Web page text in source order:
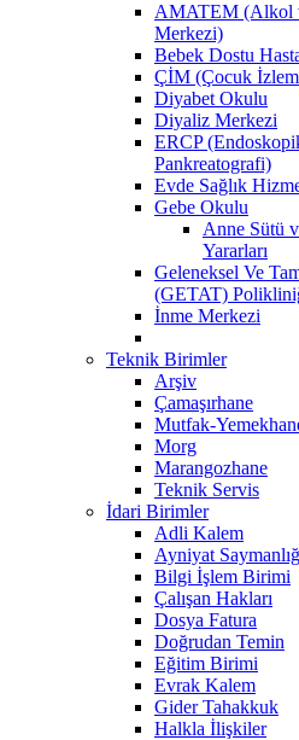
AMATEM (Alkol
Merkezi)
Bebek Dostu
ÇİM (Çocuk
Diyabet Okulu
Diyaliz Merkezi
ERCP
Pankreatografi)
Evde Sağlık
Gebe Okulu
Anne Sütü
Yararları
Geleneksel Ve
(GETAT)
İnme Merkezi
Teknik Birimler
Arşiv
Çamaşırhane
Mutfak-
Morg
Marangozhane
Teknik Servis
İdari Birimler
Adli Kalem
Ayniyat
Bilgi İşlem Birimi
Çalışan Hakları
Dosya Fatura
Doğrudan Temin
Eğitim Birimi
Evrak Kalem
Gider Tahakkuk
Halkla İlişkiler